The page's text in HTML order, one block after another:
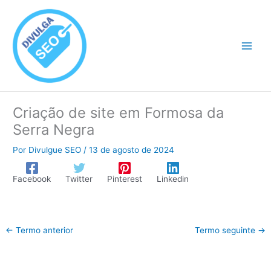
conteúdo
Criação de site em Formosa da
Serra Negra
Por Divulgue SEO /13 de agosto de 2024
Facebook Twitter Pinterest Linkedin
← Termo anterior Termo seguinte →